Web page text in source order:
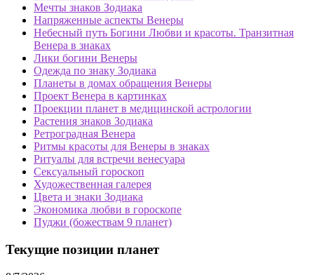
Мечты знаков Зодиака
Напряженные аспекты Венеры
Небесный путь Богини Любви и красоты. Транзитная
Венера в знаках
Лики богини Венеры
Одежда по знаку Зодиака
Планеты в домах обращения Венеры
Проект Венера в картинках
Проекции планет в медицинской астрологии
Растения знаков Зодиака
Ретроградная Венера
Ритмы красоты для Венеры в знаках
Ритуалы для встречи венесуара
Сексуальный гороскоп
Художественная галерея
Цвета и знаки Зодиака
Экономика любви в гороскопе
Пуджи (божествам 9 планет)
Текущие позиции планет